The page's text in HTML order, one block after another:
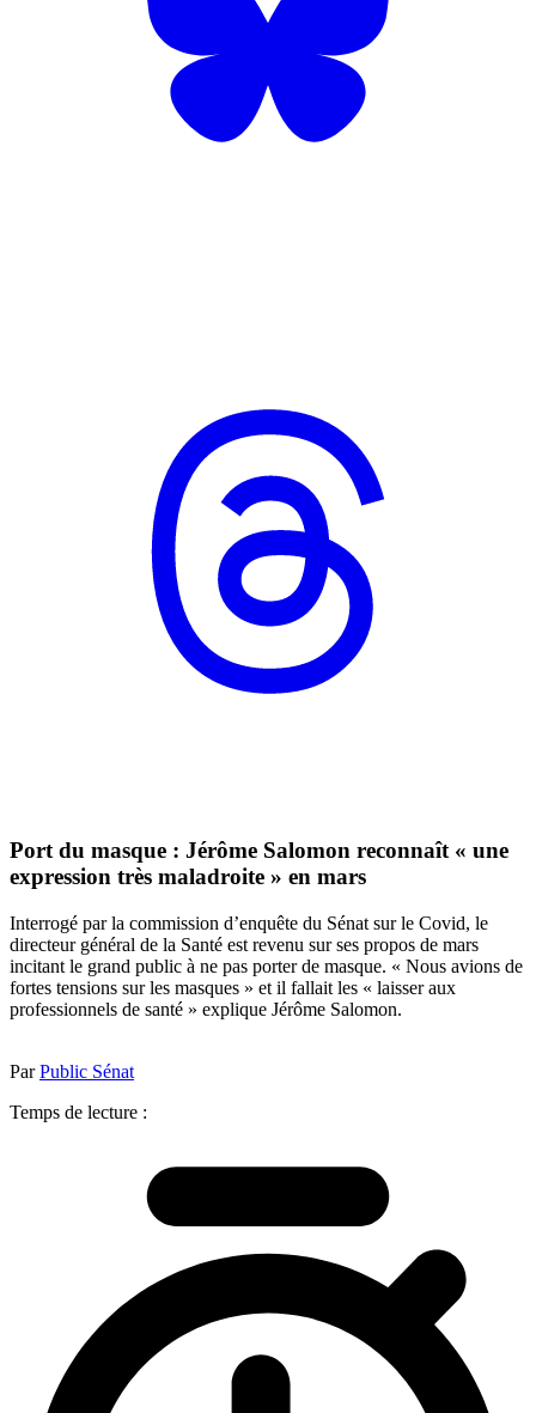
Port du masque : Jérôme Salomon reconnaît « une
expression très maladroite » en mars
Interrogé par la commission d’enquête du Sénat sur le Covid, le
directeur général de la Santé est revenu sur ses propos de mars
incitant le grand public à ne pas porter de masque. « Nous avions de
fortes tensions sur les masques » et il fallait les « laisser aux
professionnels de santé » explique Jérôme Salomon.
ParPublic Sénat
Temps de lecture :